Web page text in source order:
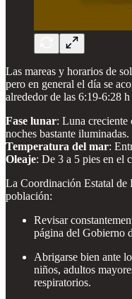
Las mareas y horarios de
pero en general el día se
alrededor de las 6:19-6:28
Fase lunar: Luna
noches bastante iluminadas.
Temperatura del mar:
Oleaje: De 3 a 5 pies en el
La Coordinación Estatal de
población:
Revisar
página del Gobierno
Abrigarse bien ante
niños, adultos
respiratorios.